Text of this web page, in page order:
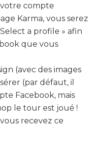
compte
Karma, vous serez
a profile » afin
que vous
(avec des images
(par défaut, il
Facebook, mais
le tour est joué !
recevez ce